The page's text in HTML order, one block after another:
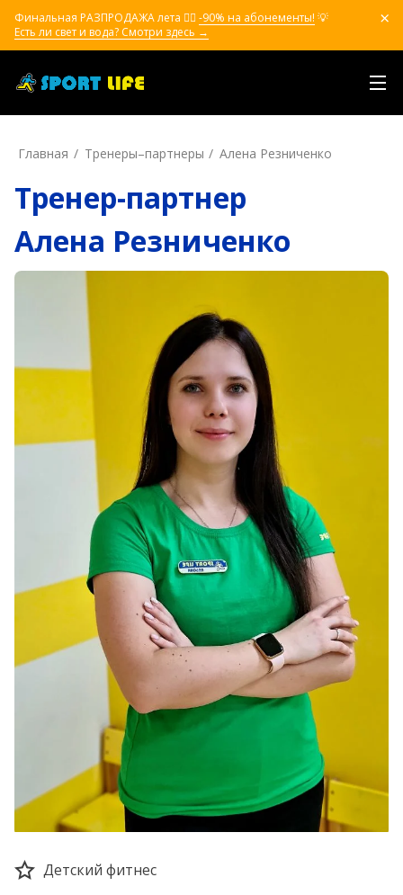
Финальная РАЗПРОДАЖА лета ❤️‍🔥 -90% на абонементы! 💡
Есть ли свет и вода? Смотри здесь →
Главная Тренеры–пapтнepы Алена Резниченко
Тренер-партнер
Алена Резниченко
Детский фитнес